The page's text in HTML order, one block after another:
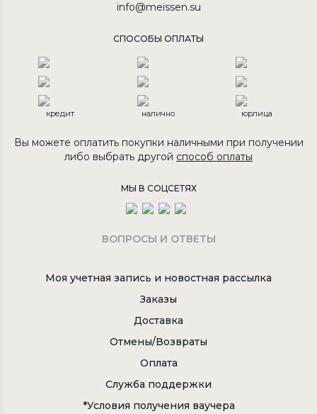
info@meissen.su
СПОСОБЫ ОПЛАТЫ
кредит налично юрлица
Вы можете оплатить покупки наличными при получении
либо выбрать другой способ оплаты
МЫ В СОЦСЕТЯХ
ВОПРОСЫ И ОТВЕТЫ
Моя учетная запись и новостная рассылка
Заказы
Доставка
Отмены/Возвраты
Оплата
Служба поддержки
*Условия получения ваучера